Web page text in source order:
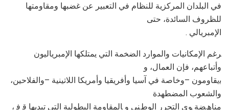
ﻓﻲ اﻟﺒﻠﺪان اﻟﻤﺮﻛﺰﯾﺔ ﻟﻠﻨﻈﺎم ﻓﻲ اﻟﺘﻌﺒﯿﺮ ﻋﻦ ﻏﻀﺒﮭﺎ وﻣﻘﺎوﻣﺘﮭﺎ
ﻟﻠﻈﺮوف اﻟﺴﺎﺋﺪة، ﺣﺘﻰ
. اﻹﻣﺒﺮﯾﺎﻟﻲ
ﺮﻏﻢ اﻹﻣﻜﺎﻧﯿﺎت واﻟﻤﻮارد اﻟﻀﺨﻤﺔ اﻟﺘﻲ ﯾﻤﺘﻠﻜﮭﺎ اﻹﻣﺒﺮﯾﺎﻟﯿﻮن
وأﺗﺒﺎﻋﮭﻢ، ﻓﺈن اﻟﻌﻤﺎل، و
ﺑﯾﻘﺎوﻣﻮن –وﺧﺎﺻﺔ ﻓﻲ آﺳﯿﺎ وأﻓﺮﯾﻘﯿﺎ وأﻣﺮﯾﻜﺎ اﻟﻼﺗﯿﻨﯿﺔ –واﻟﻔﻼﺣﯿﻦ،
واﻟﺸﻌﻮب اﻟﻤﻀﻄﮭﺪة
ﻣﻨﺎھﻀﺔ ﻮى اﻟﺘﺤﺮر اﻟﻮطﻨﻲ و ﺎﻟﻤﻘﺎوﻣﺔ اﻟﺒﻄﻮﻟﯿﺔ اﻟﺘﻲ ﺗﺒﺪﯾﮭﺎ ﻗ ﻓ ،